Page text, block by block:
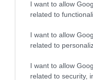
I want to allow
related to
I want to allow
related to
I want to allow
related to security,